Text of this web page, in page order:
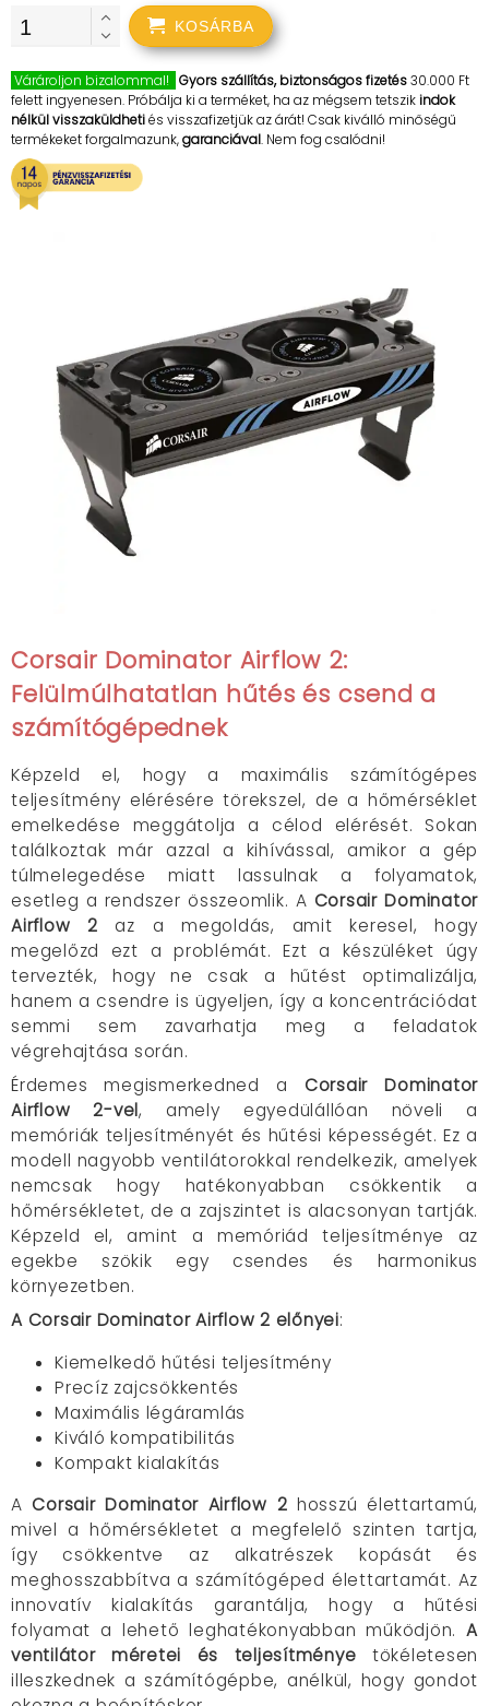
KOSÁRBA
Várároljon bizalommal! Gyors szállítás, biztonságos fizetés30.000 Ft
felett ingyenesen. Próbálja ki a terméket, ha az mégsem tetszikindok
nélkül visszaküldhetiés visszafizetjük az árát! Csak kiválló minőségű
termékeket forgalmazunk,garanciával. Nem fog csalódni!
Corsair Dominator Airflow 2:
Felülmúlhatatlan hűtés és csend a
számítógépednek
Képzeld el, hogy a maximális számítógépes
teljesítmény elérésére törekszel, de a hőmérséklet
emelkedése meggátolja a célod elérését. Sokan
találkoztak már azzal a kihívással, amikor a gép
túlmelegedése miatt lassulnak a folyamatok,
esetleg a rendszer összeomlik. A Corsair Dominator
Airflow 2 az a megoldás, amit keresel, hogy
megelőzd ezt a problémát. Ezt a készüléket úgy
tervezték, hogy ne csak a hűtést optimalizálja,
hanem a csendre is ügyeljen, így a koncentrációdat
semmi sem zavarhatja meg a feladatok
végrehajtása során.
Érdemes megismerkedned a Corsair Dominator
Airflow 2-vel, amely egyedülállóan növeli a
memóriák teljesítményét és hűtési képességét. Ez a
modell nagyobb ventilátorokkal rendelkezik, amelyek
nemcsak hogy hatékonyabban csökkentik a
hőmérsékletet, de a zajszintet is alacsonyan tartják.
Képzeld el, amint a memóriád teljesítménye az
egekbe szökik egy csendes és harmonikus
környezetben.
A Corsair Dominator Airflow 2 előnyei:
Kiemelkedő hűtési teljesítmény
Precíz zajcsökkentés
Maximális légáramlás
Kiváló kompatibilitás
Kompakt kialakítás
A Corsair Dominator Airflow 2 hosszú élettartamú,
mivel a hőmérsékletet a megfelelő szinten tartja,
így csökkentve az alkatrészek kopását és
meghosszabbítva a számítógéped élettartamát. Az
innovatív kialakítás garantálja, hogy a hűtési
folyamat a lehető leghatékonyabban működjön.A
ventilátor méretei és teljesítménye tökéletesen
illeszkednek a számítógépbe, anélkül, hogy gondot